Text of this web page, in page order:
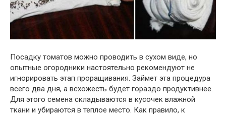
Посадку томатов можно проводить в сухом виде, но
опытные огородники настоятельно рекомендуют не
игнорировать этап проращивания. Займет эта процедура
всего два дня, а всхожесть будет гораздо продуктивнее.
Для этого семена складываются в кусочек влажной
ткани и убираются в теплое место. Как правило, к